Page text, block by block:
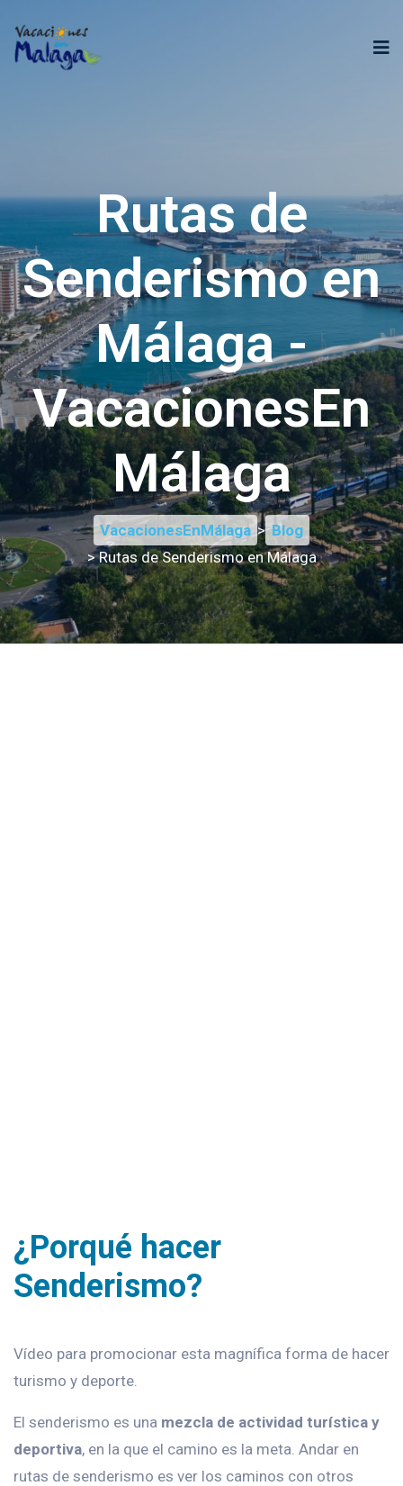
Rutas de
Senderismo en
Málaga -
VacacionesEn
Málaga
VacacionesEnMálaga > Blog
> Rutas de Senderismo en Málaga
¿Porqué hacer
Senderismo?
Vídeo para promocionar esta magnífica forma de hacer
turismo y deporte.
El senderismo es una mezcla de actividad turística y
deportiva, en la que el camino es la meta. Andar en
rutas de senderismo es ver los caminos con otros